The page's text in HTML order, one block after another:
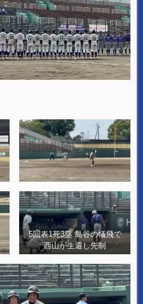
5回表1死3塁 島谷の犠飛で
西山が生還し先制